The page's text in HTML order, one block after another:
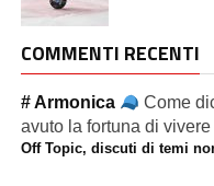
COMMENTI RECENTI
# Armonica
Come
avuto la fortuna di
Off Topic, discuti di temi